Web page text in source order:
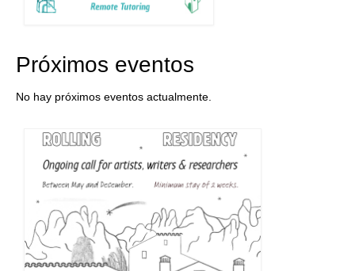
Próximos eventos
No hay próximos eventos actualmente.